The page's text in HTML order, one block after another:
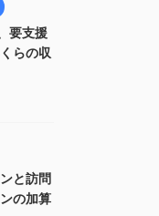
要支援
らの収
と訪問
の加算